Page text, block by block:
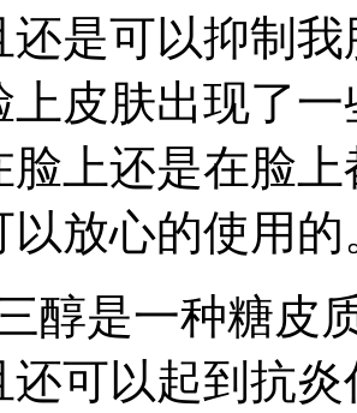
还是可以抑制
上皮肤出现了
脸上还是在脸
以放心的使用的
醇是一种糖皮
还可以起到抗